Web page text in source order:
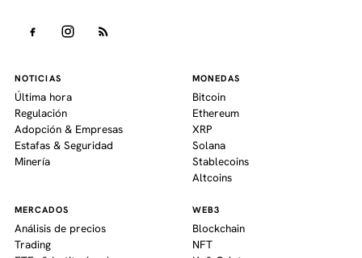
NOTICIAS
Última hora
Regulación
Adopción & Empresas
Estafas & Seguridad
Minería
MONEDAS
Bitcoin
Ethereum
XRP
Solana
Stablecoins
Altcoins
MERCADOS
Análisis de precios
Trading
WEB3
Blockchain
NFT